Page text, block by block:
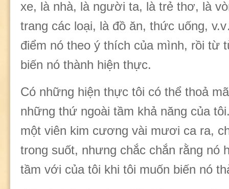
xe, là nhà, là người ta, là trẻ thơ, là
trang các loại, là đồ ăn, thức uống,
điểm nó theo ý thích của mình, rồi từ
biến nó thành hiện thực.
Có những hiện thực tôi có thể thoả
những thứ ngoài tầm khả năng của
một viên kim cương vài mươi ca ra,
trong suốt, nhưng chắc chắn rằng nó
tầm với của tôi khi tôi muốn biến nó